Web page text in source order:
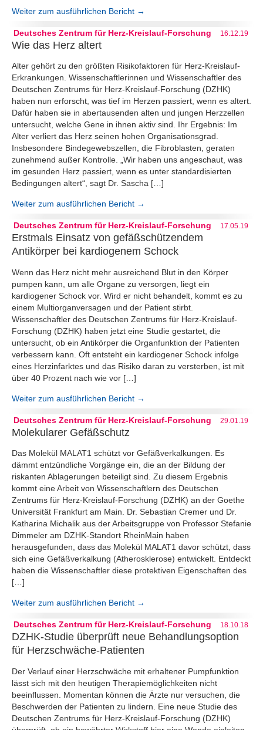
Weiter zum ausführlichen Bericht →
Deutsches Zentrum für Herz-Kreislauf-Forschung 16.12.19
Wie das Herz altert
Alter gehört zu den größten Risikofaktoren für Herz-Kreislauf-
Erkrankungen. Wissenschaftlerinnen und Wissenschaftler des
Deutschen Zentrums für Herz-Kreislauf-Forschung (DZHK)
haben nun erforscht, was tief im Herzen passiert, wenn es altert.
Dafür haben sie in abertausenden alten und jungen Herzzellen
untersucht, welche Gene in ihnen aktiv sind. Ihr Ergebnis: Im
Alter verliert das Herz seinen hohen Organisationsgrad.
Insbesondere Bindegewebszellen, die Fibroblasten, geraten
zunehmend außer Kontrolle. „Wir haben uns angeschaut, was
im gesunden Herz passiert, wenn es unter standardisierten
Bedingungen altert“, sagt Dr. Sascha […]
Weiter zum ausführlichen Bericht →
Deutsches Zentrum für Herz-Kreislauf-Forschung 17.05.19
Erstmals Einsatz von gefäßschützendem
Antikörper bei kardiogenem Schock
Wenn das Herz nicht mehr ausreichend Blut in den Körper
pumpen kann, um alle Organe zu versorgen, liegt ein
kardiogener Schock vor. Wird er nicht behandelt, kommt es zu
einem Multiorganversagen und der Patient stirbt.
Wissenschaftler des Deutschen Zentrums für Herz-Kreislauf-
Forschung (DZHK) haben jetzt eine Studie gestartet, die
untersucht, ob ein Antikörper die Organfunktion der Patienten
verbessern kann. Oft entsteht ein kardiogener Schock infolge
eines Herzinfarktes und das Risiko daran zu versterben, ist mit
über 40 Prozent nach wie vor […]
Weiter zum ausführlichen Bericht →
Deutsches Zentrum für Herz-Kreislauf-Forschung 29.01.19
Molekularer Gefäßschutz
Das Molekül MALAT1 schützt vor Gefäßverkalkungen. Es
dämmt entzündliche Vorgänge ein, die an der Bildung der
riskanten Ablagerungen beteiligt sind. Zu diesem Ergebnis
kommt eine Arbeit von Wissenschaftlern des Deutschen
Zentrums für Herz-Kreislauf-Forschung (DZHK) an der Goethe
Universität Frankfurt am Main. Dr. Sebastian Cremer und Dr.
Katharina Michalik aus der Arbeitsgruppe von Professor Stefanie
Dimmeler am DZHK-Standort RheinMain haben
herausgefunden, dass das Molekül MALAT1 davor schützt, dass
sich eine Gefäßverkalkung (Atherosklerose) entwickelt. Entdeckt
haben die Wissenschaftler diese protektiven Eigenschaften des
[…]
Weiter zum ausführlichen Bericht →
Deutsches Zentrum für Herz-Kreislauf-Forschung 18.10.18
DZHK-Studie überprüft neue Behandlungsoption
für Herzschwäche-Patienten
Der Verlauf einer Herzschwäche mit erhaltener Pumpfunktion
lässt sich mit den heutigen Therapiemöglichkeiten nicht
beeinflussen. Momentan können die Ärzte nur versuchen, die
Beschwerden der Patienten zu lindern. Eine neue Studie des
Deutschen Zentrums für Herz-Kreislauf-Forschung (DZHK)